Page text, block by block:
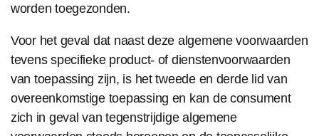
worden toegezonden.
Voor het geval dat naast deze algemene voorwaarden
tevens specifieke product- of dienstenvoorwaarden
van toepassing zijn, is het tweede en derde lid van
overeenkomstige toepassing en kan de consument
zich in geval van tegenstrijdige algemene